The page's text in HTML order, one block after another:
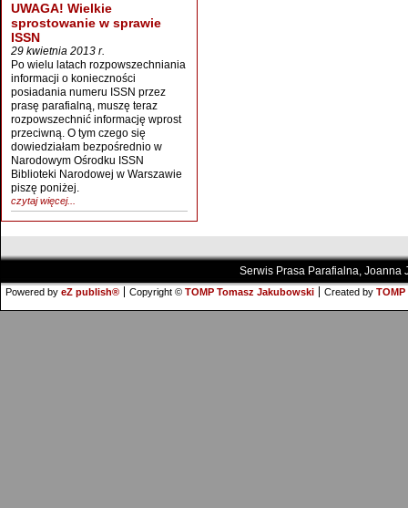
UWAGA! Wielkie
sprostowanie w sprawie
ISSN
29 kwietnia 2013 r.
Po wielu latach rozpowszechniania
informacji o konieczności
posiadania numeru ISSN przez
prasę parafialną, muszę teraz
rozpowszechnić informację wprost
przeciwną. O tym czego się
dowiedziałam bezpośrednio w
Narodowym Ośrodku ISSN
Biblioteki Narodowej w Warszawie
piszę poniżej.
czytaj więcej...
Serwis Prasa Parafialna, Joanna
Powered by eZ publish® Copyright © TOMP Tomasz Jakubowski Created by TOMP